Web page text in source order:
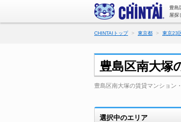
豊島
屋探し
CHINTAIトップ 東京都 東京23
豊島区南大塚
豊島区南大塚の賃貸マンション
選択中のエリア